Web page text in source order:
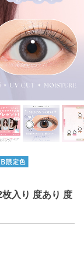
入り 度あり 度